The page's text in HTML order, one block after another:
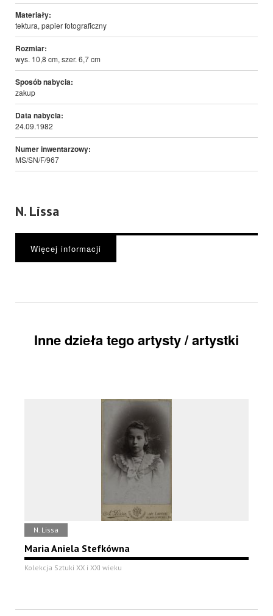
Materiały:
tektura, papier fotograficzny
Rozmiar:
wys. 10,8 cm, szer. 6,7 cm
Sposób nabycia:
zakup
Data nabycia:
24.09.1982
Numer inwentarzowy:
MS/SN/F/967
N. Lissa
Więcej informacji
Inne dzieła tego artysty / artystki
N. Lissa
Maria Aniela Stefkówna
Kolekcja Sztuki XX i XXI wieku